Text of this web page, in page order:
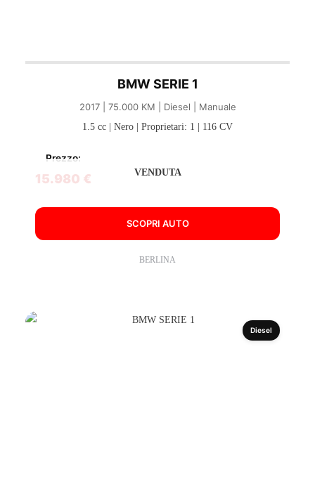
VENDUTA
BMW SERIE 1
2017 | 75.000 KM | Diesel | Manuale
1.5 cc | Nero | Proprietari: 1 | 116 CV
Prezzo:
15.980 €
SCOPRI AUTO
BERLINA
Diesel